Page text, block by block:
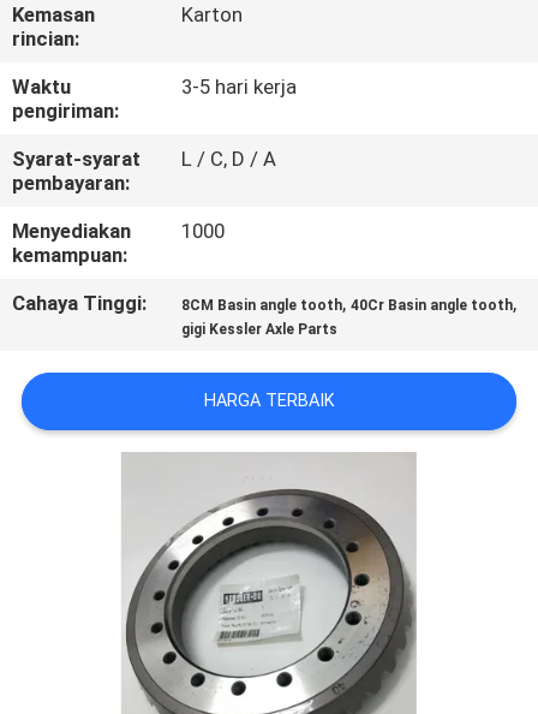
HUBUNGI
KAMI
PERMINTAAN
SITEMAP
PRIVACY
POLICY
Kemasan
rincian:
Karton
Waktu
pengiriman:
3-5 hari kerja
Syarat-syarat
pembayaran:
L / C, D / A
Menyediakan
kemampuan:
1000
Cahaya Tinggi: 8CM Basin angle tooth,40Cr Basin angle tooth,
gigi Kessler Axle Parts
HARGA TERBAIK